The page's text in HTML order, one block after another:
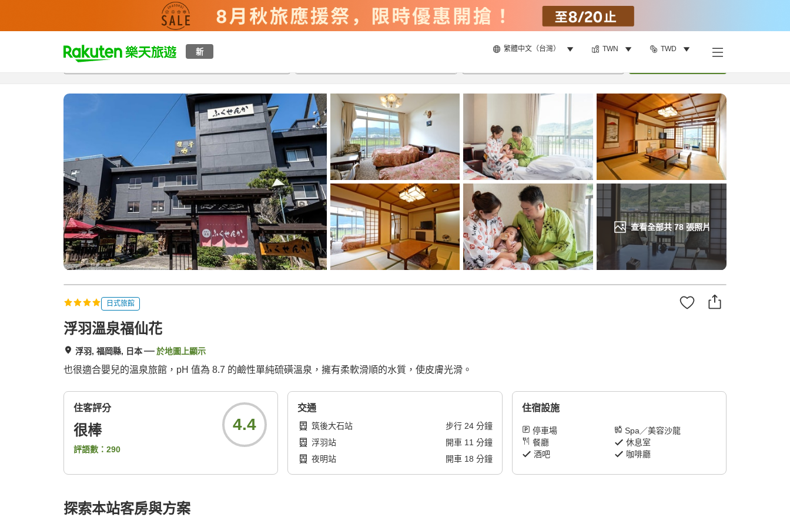
新 繁體中文（台灣） TWN TWD
t
p
a
e
r
c
h
查看全部共 78張照片
總覽客房與方案評語設施
日式旅館
浮羽溫泉福仙花
浮羽, 福岡縣, 日本 於地圖上顯示
也很適合嬰兒的溫泉旅館，pH 值為 8.7 的鹼性單純硫磺溫泉，擁有柔軟滑順的水質，使皮膚光滑。
住客評分
很棒
評語數： 290
4.4
交通
筑後大石站 步行 24分鐘
浮羽站
開車 11 分鐘
夜明站
開車 18 分鐘
住宿設施
停車場
Spa／美容沙龍
餐廳
休息室
酒吧
咖啡廳
探索本站客房與方案